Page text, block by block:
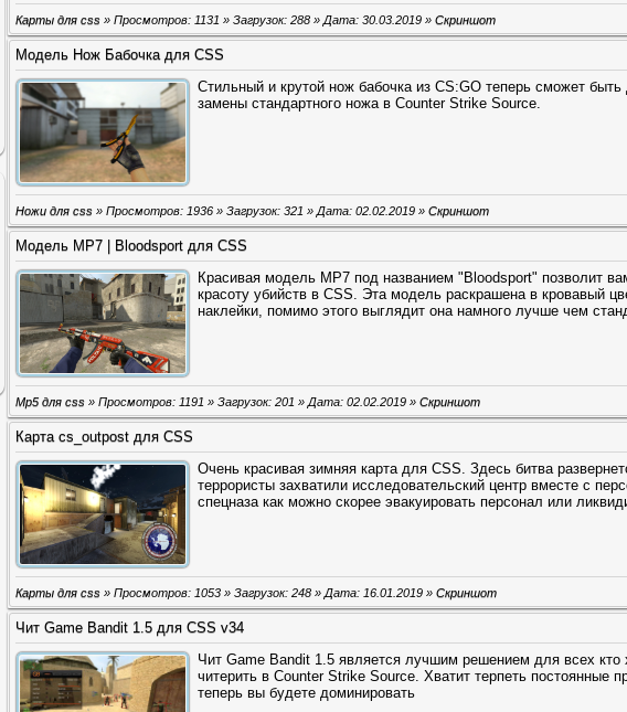
Карты для css » Просмотров: 1131 » Загрузок: 288 » Дата: 30.03.2019 » Скриншот
Модель Нож Бабочка для CSS
Стильный и крутой нож бабочка из CS:GO теперь сможет быть
замены стандартного ножа в Counter Strike Source.
Ножи для css » Просмотров: 1936 » Загрузок: 321 » Дата: 02.02.2019 » Скриншот
Модель MP7 | Bloodsport для CSS
Красивая модель MP7 под названием "Bloodsport" позволит
красоту убийств в CSS. Эта модель раскрашена в кровавый
наклейки, помимо этого выглядит она намного лучше чем
Mp5 для css » Просмотров: 1191 » Загрузок: 201 » Дата: 02.02.2019 » Скриншот
Карта cs_outpost для CSS
Очень красивая зимняя карта для CSS. Здесь битва
террористы захватили исследовательский центр вместе с
спецназа как можно скорее эвакуировать персонал или
Карты для css » Просмотров: 1053 » Загрузок: 248 » Дата: 16.01.2019 » Скриншот
Чит Game Bandit 1.5 для CSS v34
Чит Game Bandit 1.5 является лучшим решением для всех кто
читерить в Counter Strike Source. Хватит терпеть постоянные
теперь вы будете доминировать